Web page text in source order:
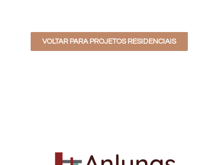
VOLTAR PARA PROJETOS RESIDENCIAIS